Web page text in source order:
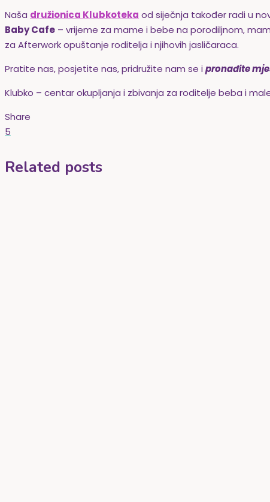
Naša družionica Klubkoteka od siječnja također radi u
Baby Cafe – vrijeme za mame i bebe na porodiljnom,
za Afterwork opuštanje roditelja i njihovih jasličaraca.
Pratite nas, posjetite nas, pridružite nam se i pronađite
Klubko – centar okupljanja i zbivanja za roditelje beba i
Share
5
Related posts